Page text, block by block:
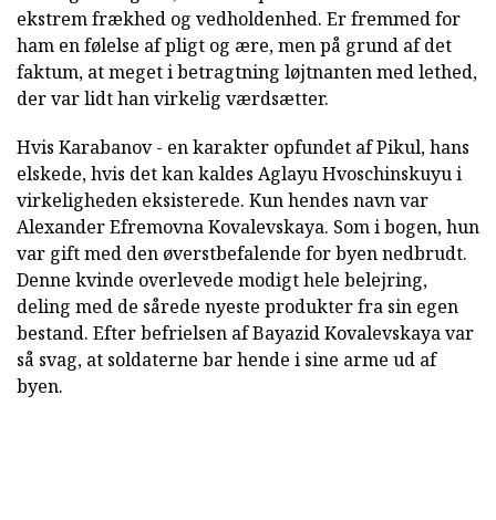
ekstrem frækhed og vedholdenhed. Er fremmed for
ham en følelse af pligt og ære, men på grund af det
faktum, at meget i betragtning løjtnanten med lethed,
der var lidt han virkelig værdsætter.
Hvis Karabanov - en karakter opfundet af Pikul, hans
elskede, hvis det kan kaldes Aglayu Hvoschinskuyu i
virkeligheden eksisterede. Kun hendes navn var
Alexander Efremovna Kovalevskaya. Som i bogen, hun
var gift med den øverstbefalende for byen nedbrudt.
Denne kvinde overlevede modigt hele belejring,
deling med de sårede nyeste produkter fra sin egen
bestand. Efter befrielsen af Bayazid Kovalevskaya var
så svag, at soldaterne bar hende i sine arme ud af
byen.